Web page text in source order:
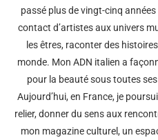
passé plus de vingt-cinq
contact d’artistes aux univers
les êtres, raconter des
monde. Mon ADN italien a
pour la beauté sous toutes
Aujourd’hui, en France, je
relier, donner du sens aux
mon magazine culturel, un